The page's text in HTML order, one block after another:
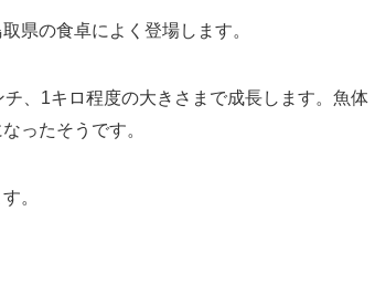
県の食卓によく登場します。
、1キロ程度の大きさまで成長します。魚体
ったそうです。
。